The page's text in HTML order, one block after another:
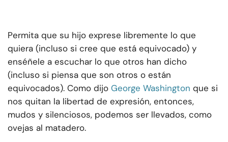
Permita que su hijo exprese libremente lo que
quiera (incluso si cree que está equivocado) y
enséñele a escuchar lo que otros han dicho
(incluso si piensa que son otros o están
equivocados). Como dijo George Washington que si
nos quitan la libertad de expresión, entonces,
mudos y silenciosos, podemos ser llevados, como
ovejas al matadero.